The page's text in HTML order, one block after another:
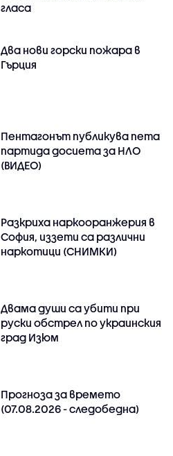
гласа
Два нови горски пожара в
Гърция
Пентагонът публикува пета
партида досиета за НЛО
(ВИДЕО)
Разкриха наркооранжерия в
София, иззети са различни
наркотици (СНИМКИ)
Двама души са убити при
руски обстрeл по украинския
град Изюм
Прогноза за времето
(07.08.2026 - следобедна)